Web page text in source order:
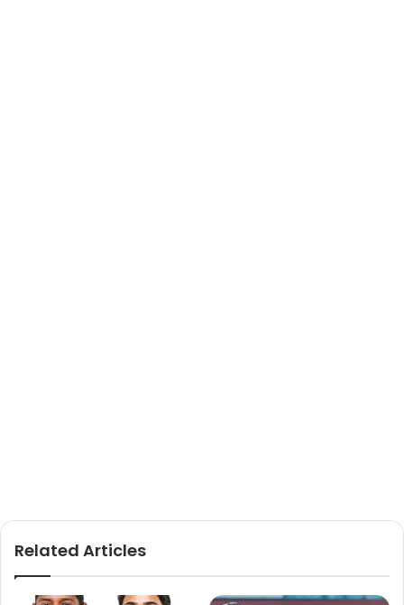
Related Articles